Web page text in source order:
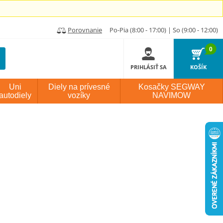
Porovnanie Po-Pia (8:00 - 17:00) | So (9:00 - 12:00)
PRIHLÁSIŤ SA
0
KOŠÍK
Uni
Diely na prívesné
vozíky
Kosačky SEGWAY
NAVIMOW